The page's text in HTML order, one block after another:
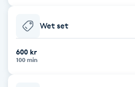
Coachning
Color correction
Cryoterapi
Wet set
600 kr
100 min